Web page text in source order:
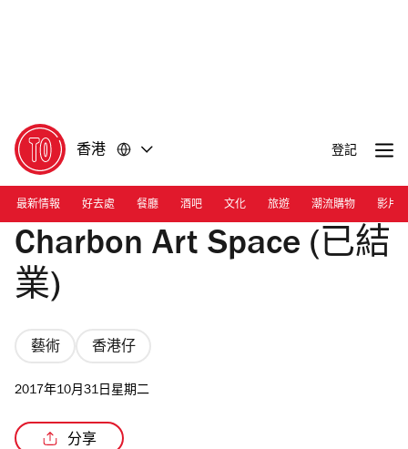
香港 登記
最新情報 好去處 餐廳 酒吧 文化 旅遊 潮流購物 影片
Charbon Art Space (已結
業)
藝術 香港仔
2017年10月31日星期二
分享